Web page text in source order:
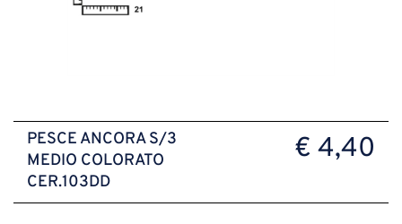
PESCE ANCORA S/3
MEDIO COLORATO
CER.103DD
€ 4,40